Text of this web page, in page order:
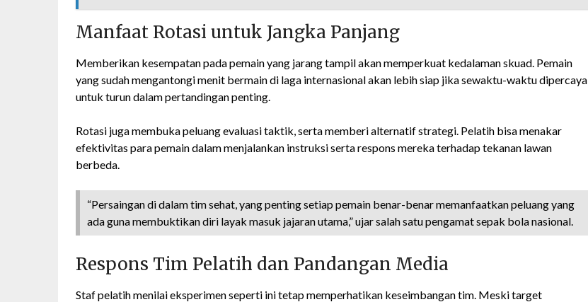
Manfaat Rotasi untuk Jangka Panjang
Memberikan kesempatan pada pemain yang jarang tampil akan memperkuat kedalaman skuad. Pemain
yang sudah mengantongi menit bermain di laga internasional akan lebih siap jika sewaktu-waktu dipercaya
untuk turun dalam pertandingan penting.
Rotasi juga membuka peluang evaluasi taktik, serta memberi alternatif strategi. Pelatih bisa menakar
efektivitas para pemain dalam menjalankan instruksi serta respons mereka terhadap tekanan lawan
berbeda.
“Persaingan di dalam tim sehat, yang penting setiap pemain benar-benar memanfaatkan peluang yang
ada guna membuktikan diri layak masuk jajaran utama,” ujar salah satu pengamat sepak bola nasional.
Respons Tim Pelatih dan Pandangan Media
Staf pelatih menilai eksperimen seperti ini tetap memperhatikan keseimbangan tim. Meski target